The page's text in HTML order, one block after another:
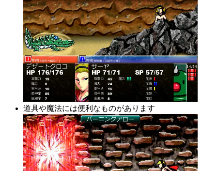
道具や魔法には便利なものがあります